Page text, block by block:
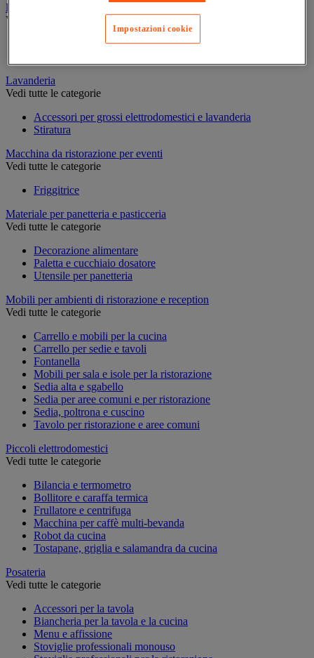
Frigorifero e gestione del freddo
Vedi tutte le categorie
Lavanderia
Vedi tutte le categorie
Accessori per grossi elettrodomestici e lavanderia
Stiratura
Macchina da ristorazione per eventi
Vedi tutte le categorie
Friggitrice
Materiale per panetteria e pasticceria
Vedi tutte le categorie
Decorazione alimentare
Paletta e cucchiaio dosatore
Utensile per panetteria
Mobili per ambienti di ristorazione e reception
Vedi tutte le categorie
Carrello e mobili per la cucina
Carrello per sedie e tavoli
Fontanella
Mobili per sala e isole per la ristorazione
Sedia alta e sgabello
Sedia per aree comuni e per ristorazione
Sedia, poltrona e cuscino
Tavolo per ristorazione e aree comuni
Piccoli elettrodomestici
Vedi tutte le categorie
Bilancia e termometro
Bollitore e caraffa termica
Frullatore e centrifuga
Macchina per caffè multi-bevanda
Robot da cucina
Tostapane, griglia e salamandra da cucina
Posateria
Vedi tutte le categorie
Accessori per la tavola
Biancheria per la tavola e la cucina
Menu e affissione
Stoviglie professionali monouso
Impostazioni cookie